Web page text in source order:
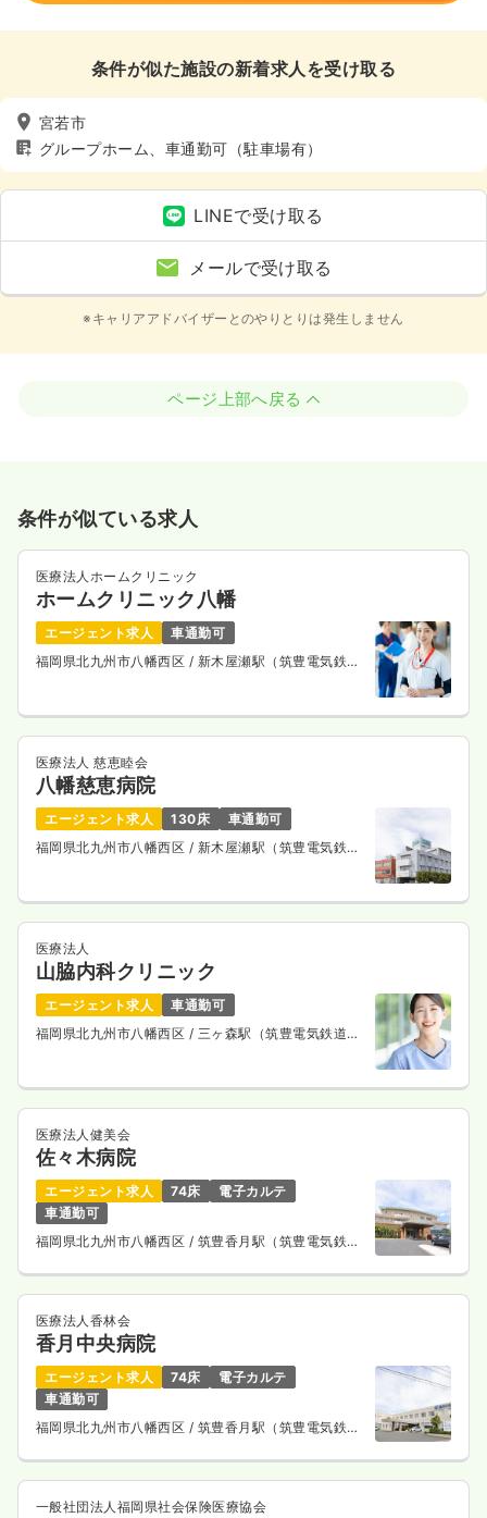
条件が似た施設の新着求人を受け取る
宮若市
グループホーム、車通勤可（駐車場有）
LINEで受け取る
メールで受け取る
※キャリアアドバイザーとのやりとりは発生しません
ページ上部へ戻る
条件が似ている求人
医療法人ホームクリニック
ホームクリニック八幡
エージェント求人
車通勤可
福岡県北九州市八幡西区 / 新木屋瀬駅（筑豊電気鉄
医療法人 慈恵睦会
八幡慈恵病院
エージェント求人 130床
車通勤可
福岡県北九州市八幡西区 / 新木屋瀬駅（筑豊電気鉄
医療法人
山脇内科クリニック
エージェント求人
車通勤可
福岡県北九州市八幡西区 / 三ヶ森駅（筑豊電気鉄道）
医療法人健美会
佐々木病院
エージェント求人 74床
電子カルテ
車通勤可
福岡県北九州市八幡西区 / 筑豊香月駅（筑豊電気鉄
医療法人香林会
香月中央病院
エージェント求人 74床
電子カルテ
車通勤可
福岡県北九州市八幡西区 / 筑豊香月駅（筑豊電気鉄
一般社団法人福岡県社会保険医療協会